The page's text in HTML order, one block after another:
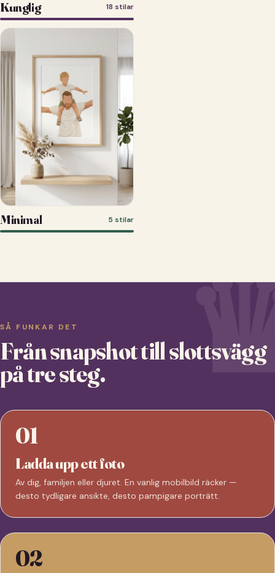
Kunglig 18 stilar
Minimal 5 stilar
SÅ FUNKAR DET
Från snapshot till slottsvägg
på tre steg.
01
Ladda upp ett foto
Av dig, familjen eller djuret. En vanlig mobilbild räcker —
desto tydligare ansikte, desto pampigare porträtt.
02